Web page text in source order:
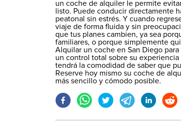
un coche de alquiler le permite
listo. Puede conducir directamente
peatonal sin estrés. Y cuando
viaje de forma fluida y sin
que tus planes cambien, ya sea
familiares, o porque simplemente
Alquilar un coche en San Diego
un control total sobre su
tendrá la comodidad de saber que
Reserve hoy mismo su coche de
más sencillo y cómodo posible.